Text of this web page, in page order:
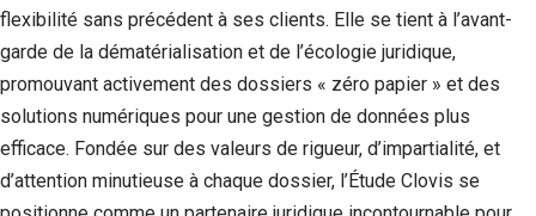
flexibilité sans précédent à ses clients. Elle se tient à l’avant-
garde de la dématérialisation et de l’écologie juridique,
promouvant activement des dossiers « zéro papier » et des
solutions numériques pour une gestion de données plus
efficace. Fondée sur des valeurs de rigueur, d’impartialité, et
d’attention minutieuse à chaque dossier, l’Étude Clovis se